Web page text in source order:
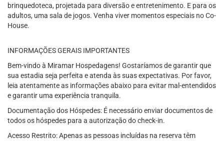
brinquedoteca, projetada para diversão e entretenimento. E para os
adultos, uma sala de jogos. Venha viver momentos especiais no Co-
House.
INFORMAÇÕES GERAIS IMPORTANTES
Bem-vindo à Miramar Hospedagens! Gostaríamos de garantir que
sua estadia seja perfeita e atenda às suas expectativas. Por favor,
leia atentamente as informações abaixo para evitar mal-entendidos
e garantir uma experiência tranquila.
Documentação dos Hóspedes: É necessário enviar documentos de
todos os hóspedes para a autorização do check-in.
Acesso Restrito: Apenas as pessoas incluídas na reserva têm